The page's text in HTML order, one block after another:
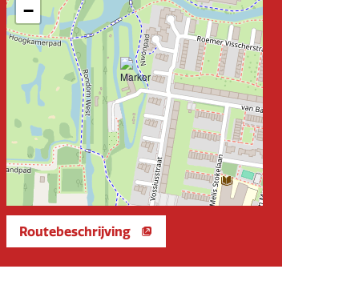
−
Routebeschrijving